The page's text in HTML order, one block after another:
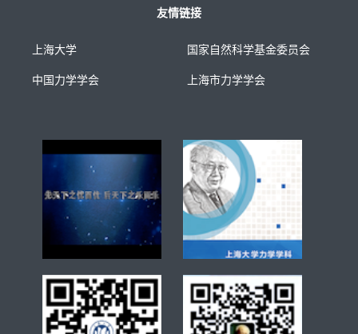
友情链接
上海大学 国家自然科学基金委员会
中国力学学会 上海市力学学会